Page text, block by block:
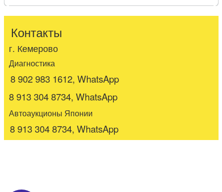
Контакты
г. Кемерово
Диагностика
8 902 983 1612, WhatsApp
8 913 304 8734, WhatsApp
Автоаукционы Японии
8 913 304 8734, WhatsApp